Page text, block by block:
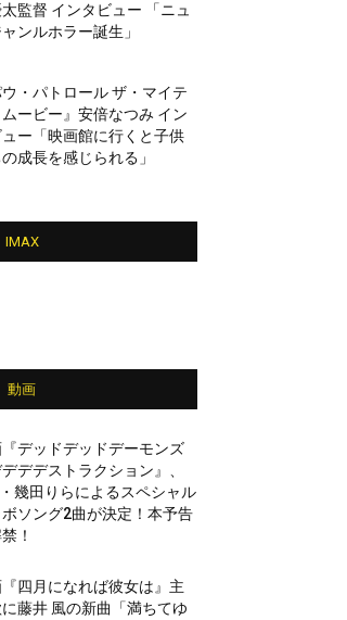
監督 インタビュー 「ニュ
ンルホラー誕生」
ウ・パトロール ザ・マイテ
ムービー』安倍なつみ イン
ュー「映画館に行くと子供
成長を感じられる」
IMAX
動画
デッドデッドデーモンズ
デデストラクション』、
幾田りらによるスペシャル
ボソング2曲が決定！本予告
！
四月になれば彼女は』主
藤井 風の新曲「満ちてゆ